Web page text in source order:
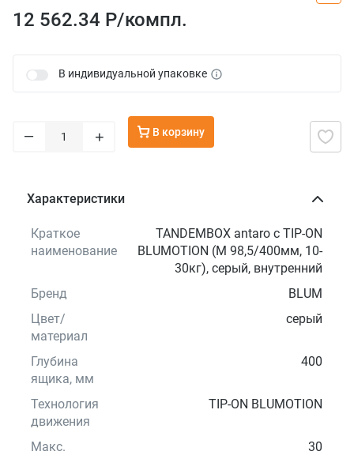
12 562.34 Р/компл.
В индивидуальной упаковке
– + В корзину
Характеристики
Краткое
наименование
TANDEMBOX antaro с TIP-ON
BLUMOTION (М 98,5/400мм, 10-
30кг), серый, внутренний
Бренд
BLUM
Цвет/
материал
серый
Глубина
ящика, мм
400
Технология
движения
TIP-ON BLUMOTION
Макс.
30